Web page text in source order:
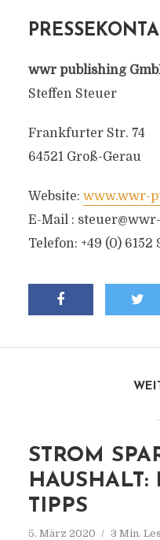
wwr publishing
Steffen Steuer
Frankfurter Str. 74
64521 Groß-Gerau
Website: www.wwr-
E-Mail :
Telefon: +49 (0) 6152
STROM
HAUSHALT:
TIPPS
5. März 2020 3 Min.